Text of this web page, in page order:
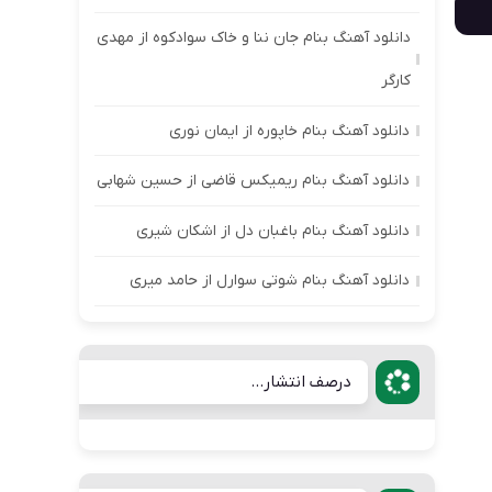
دانلود آهنگ بنام جان ننا و خاک سوادکوه از مهدی
کارگر
دانلود آهنگ بنام خاپوره از ایمان نوری
دانلود آهنگ بنام ریمیکس قاضی از حسین شهابی
دانلود آهنگ بنام باغبان دل از اشکان شیری
دانلود آهنگ بنام شوتی سوارل از حامد میری
درصف انتشار...